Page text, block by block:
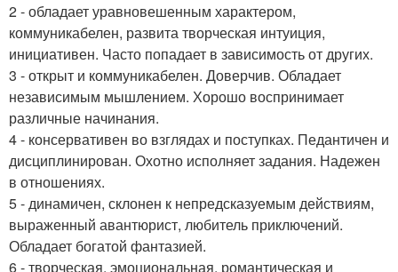
2 - обладает уравновешенным характером,
коммуникабелен, развита творческая интуиция,
инициативен. Часто попадает в зависимость от других.
3 - открыт и коммуникабелен. Доверчив. Обладает
независимым мышлением. Хорошо воспринимает
различные начинания.
4 - консервативен во взглядах и поступках. Педантичен и
дисциплинирован. Охотно исполняет задания. Надежен
в отношениях.
5 - динамичен, склонен к непредсказуемым действиям,
выраженный авантюрист, любитель приключений.
Обладает богатой фантазией.
6 - творческая, эмоциональная, романтическая и